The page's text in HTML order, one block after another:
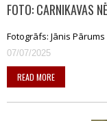
FOTO: CARNIKAVAS
Fotogrāfs: Jānis Pārums
07/07/2025
READ MORE